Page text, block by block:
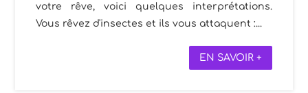
votre rêve, voici quelques interprétations.
Vous rêvez d'insectes et ils vous attaquent :...
EN SAVOIR +